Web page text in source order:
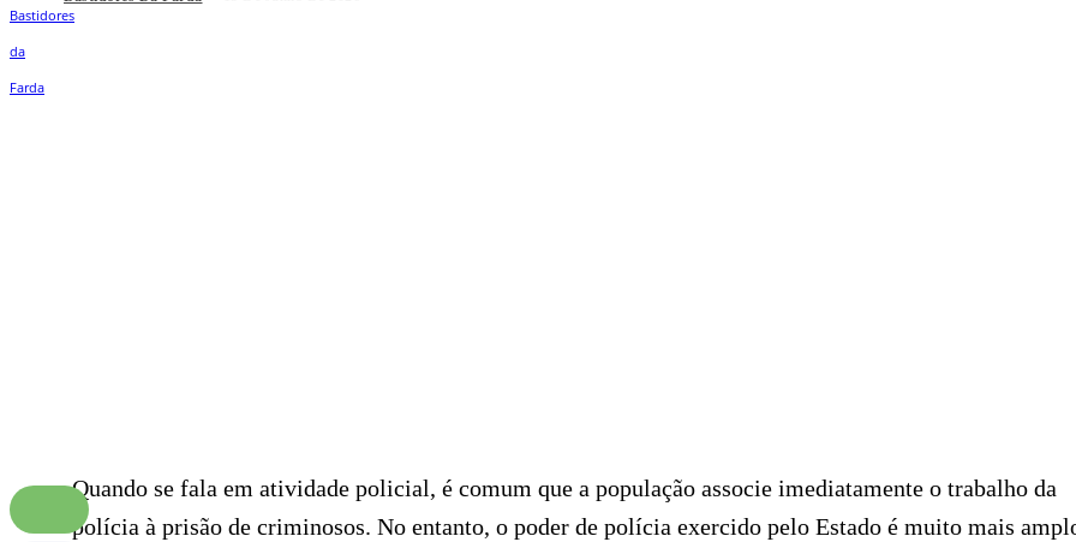
Quando se fala em atividade policial, é comum que a população associe imediatamente o trabalho da
polícia à prisão de criminosos. No entanto, o poder de polícia exercido pelo Estado é muito mais